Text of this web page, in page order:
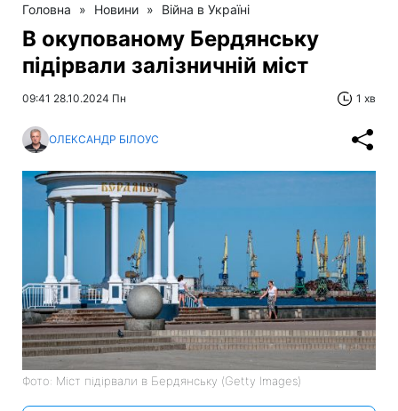
Головна » Новини » Війна в Україні
В окупованому Бердянську
підірвали залізничній міст
09:41 28.10.2024 Пн 1 хв
ОЛЕКСАНДР БІЛОУС
Фото: Міст підірвали в Бердянську (Getty Images)